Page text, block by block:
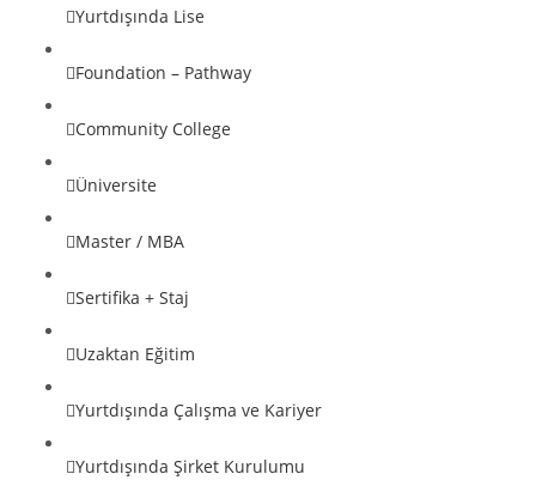
Yurtdışında Lise
Foundation – Pathway
Community College
Üniversite
Master / MBA
Sertifika + Staj
Uzaktan Eğitim
Yurtdışında Çalışma ve Kariyer
Yurtdışında Şirket Kurulumu